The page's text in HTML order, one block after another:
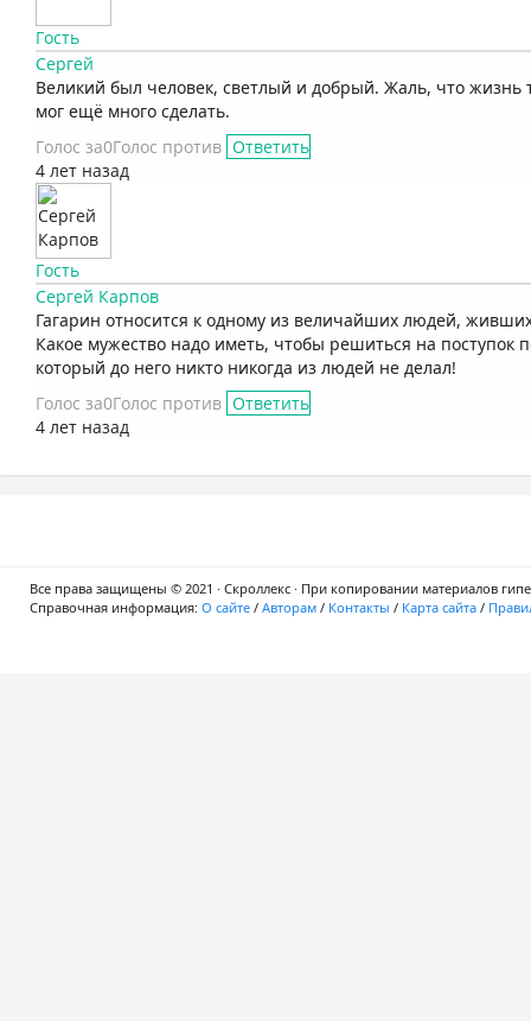
Гость
Сергей
Великий был человек, светлый и добрый. Жаль, что жизнь
мог ещё много сделать.
Голос за0Голос против Ответить
4 лет назад
Гость
Сергей Карпов
Гагарин относится к одному из величайших людей,
Какое мужество надо иметь, чтобы решиться на поступок
который до него никто никогда из людей не делал!
Голос за0Голос против Ответить
4 лет назад
Все права защищены © 2021 · Скроллекс · При копировании материалов
Справочная информация: О сайте / Авторам / Контакты / Карта сайта /